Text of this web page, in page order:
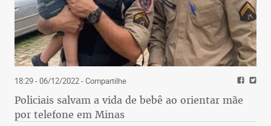
18:29 - 06/12/2022- Compartilhe
Policiais salvam a vida de bebê ao orientar mãe
por telefone em Minas